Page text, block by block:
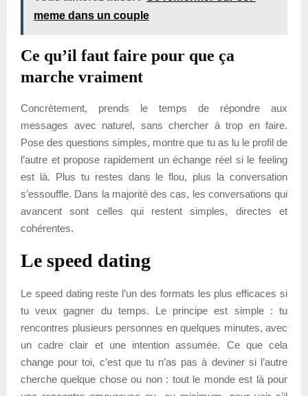
meme dans un couple
Ce qu’il faut faire pour que ça
marche vraiment
Concrètement, prends le temps de répondre aux
messages avec naturel, sans chercher à trop en faire.
Pose des questions simples, montre que tu as lu le profil de
l’autre et propose rapidement un échange réel si le feeling
est là. Plus tu restes dans le flou, plus la conversation
s’essouffle. Dans la majorité des cas, les conversations qui
avancent sont celles qui restent simples, directes et
cohérentes.
Le speed dating
Le speed dating reste l’un des formats les plus efficaces si
tu veux gagner du temps. Le principe est simple : tu
rencontres plusieurs personnes en quelques minutes, avec
un cadre clair et une intention assumée. Ce que cela
change pour toi, c’est que tu n’as pas à deviner si l’autre
cherche quelque chose ou non : tout le monde est là pour